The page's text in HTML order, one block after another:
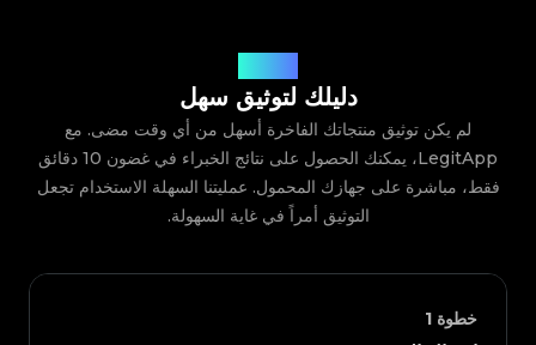
دليلك لتوثيق سهل
لم يكن توثيق منتجاتك الفاخرة أسهل من أي وقت مضى. مع
LegitApp، يمكنك الحصول على نتائج الخبراء في غضون 10 دقائق
فقط، مباشرة على جهازك المحمول. عمليتنا السهلة الاستخدام تجعل
التوثيق أمراً في غاية السهولة.
خطوة 1